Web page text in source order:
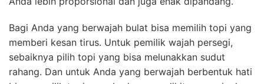
Bagi Anda yang berwajah bulat bisa memilih topi yang
memberi kesan tirus. Untuk pemilik wajah persegi,
sebaiknya pilih topi yang bisa melunakkan sudut
rahang. Dan untuk Anda yang berwajah berbentuk hati